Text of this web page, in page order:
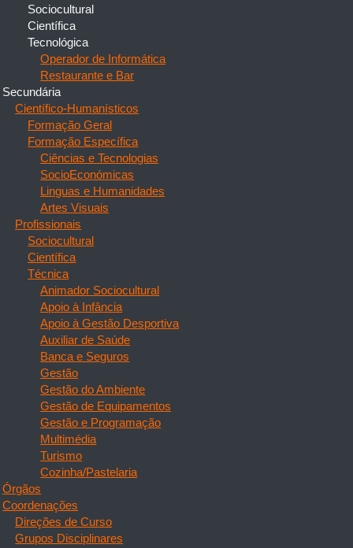
Sociocultural
Científica
Tecnológica
Operador de Informática
Restaurante e Bar
Secundária
Científico-Humanísticos
Formação Geral
Formação Específica
Ciências e Tecnologias
SocioEconómicas
Linguas e Humanidades
Artes Visuais
Profissionais
Sociocultural
Científica
Técnica
Animador Sociocultural
Apoio à Infância
Apoio à Gestão Desportiva
Auxiliar de Saúde
Banca e Seguros
Gestão
Gestão do Ambiente
Gestão de Equipamentos
Gestão e Programação
Multimédia
Turismo
Cozinha/Pastelaria
Órgãos
Coordenações
Direções de Curso
Grupos Disciplinares